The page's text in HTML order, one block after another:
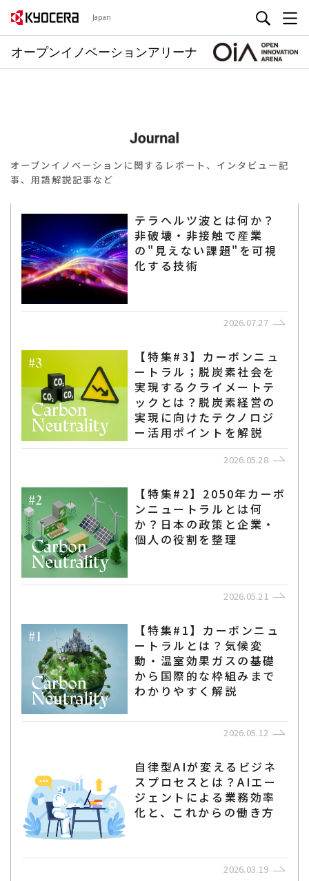
Japan
オープンイノベーションアリーナ
オープンイノベーションに関するレポート、インタビュー記
事、用語解説記事など
テラヘルツ波とは何か？
非破壊・非接触で産業
の"見えない課題"を可視
化する技術
2026.07.27
【特集#3】カーボンニュ
ートラル；脱炭素社会を
実現するクライメートテ
ックとは？脱炭素経営の
実現に向けたテクノロジ
ー活用ポイントを解説
2026.05.28
【特集#2】2050年カーボ
ンニュートラルとは何
か？日本の政策と企業・
個人の役割を整理
2026.05.21
【特集#1】カーボンニュ
ートラルとは？気候変
動・温室効果ガスの基礎
から国際的な枠組みまで
わかりやすく解説
2026.05.12
自律型AIが変えるビジネ
スプロセスとは？AIエー
ジェントによる業務効率
化と、これからの働き方
2026.03.19